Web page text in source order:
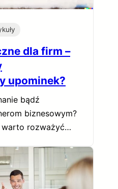
dla firm –
upominek?
bądź
biznesowym?
warto rozważyć…